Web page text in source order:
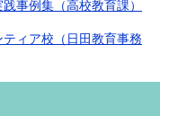
事例集（高校教育課）
ィア校（日田教育事務